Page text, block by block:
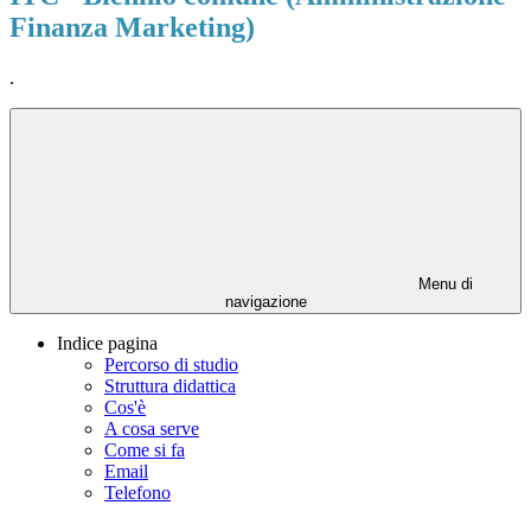
Finanza Marketing)
.
Menu di
navigazione
Indice pagina
Percorso di studio
Struttura didattica
Cos'è
A cosa serve
Come si fa
Email
Telefono